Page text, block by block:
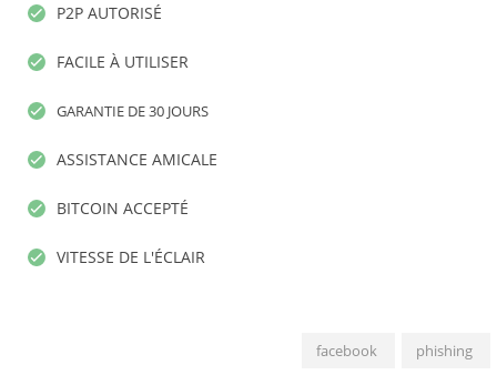
P2P AUTORISÉ
FACILE À UTILISER
GARANTIE DE 30 JOURS
ASSISTANCE AMICALE
BITCOIN ACCEPTÉ
VITESSE DE L'ÉCLAIR
facebook phishing